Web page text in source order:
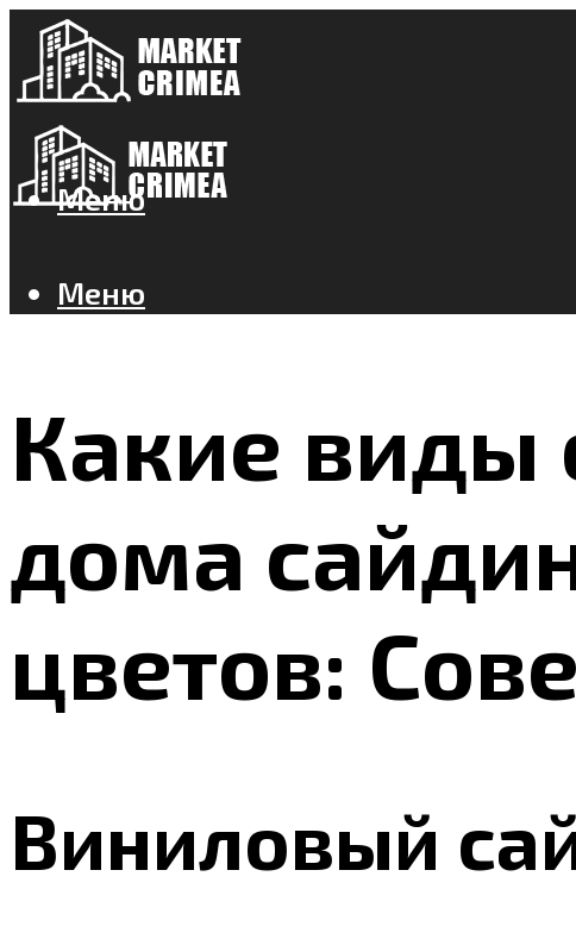
Меню
Меню
Какие виды
дома
цветов:
Виниловый